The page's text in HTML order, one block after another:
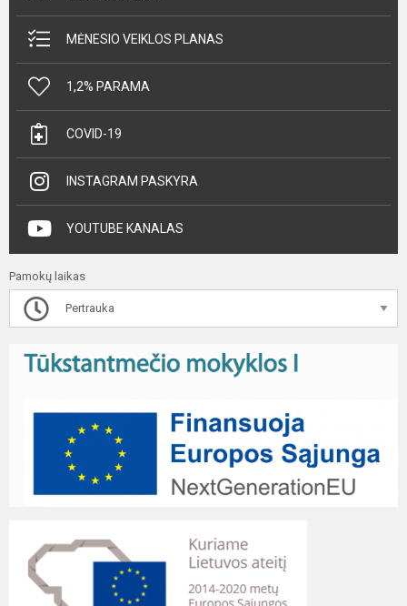
MĖNESIO VEIKLOS PLANAS
1,2% PARAMA
COVID-19
INSTAGRAM PASKYRA
YOUTUBE KANALAS
Pamokų laikas
Pertrauka